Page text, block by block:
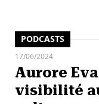
PODCASTS
17/06/2024
Aurore
visibilité